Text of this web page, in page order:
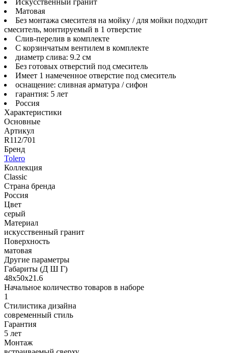
Матовая
Без монтажа смесителя на мойку / для мойки подходит
смеситель, монтируемый в 1 отверстие
Слив-перелив в комплекте
С корзинчатым вентилем в комплекте
диаметр слива: 9.2 см
Без готовых отверстий под смеситель
Имеет 1 намеченное отверстие под смеситель
оснащение: сливная арматура / сифон
гарантия: 5 лет
Россия
Характеристики
Основные
Артикул
R112/701
Бренд
Tolero
Коллекция
Classic
Страна бренда
Россия
Цвет
серый
Материал
искусственный гранит
Поверхность
матовая
Другие параметры
Габариты (Д Ш Г)
48х50х21.6
Начальное количество товаров в наборе
1
Стилистика дизайна
современный стиль
Гарантия
5 лет
Монтаж